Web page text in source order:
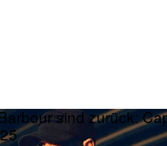
sind zurück: